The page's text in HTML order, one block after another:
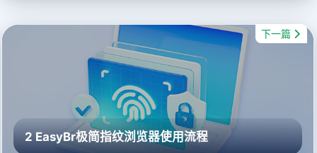
下一篇
2 EasyBr极简指纹浏览器使用流程